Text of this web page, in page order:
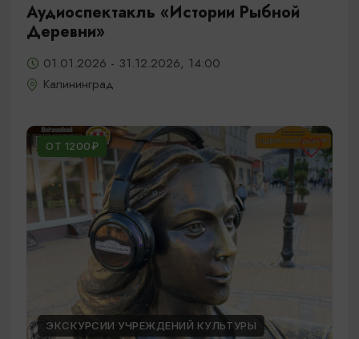
Аудиоспектакль «Истории Рыбной
Деревни»
01.01.2026 - 31.12.2026, 14:00
Калининград
ОТ 1200₽
ЭКСКУРСИИ УЧРЕЖДЕНИЙ КУЛЬТУРЫ